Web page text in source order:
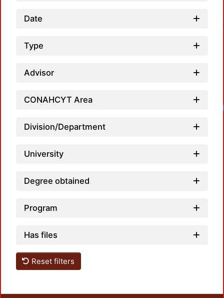
Date
Type
Advisor
CONAHCYT Area
Division/Department
University
Degree obtained
Program
Has files
Reset filters